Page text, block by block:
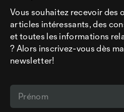
Vous souhaitez recevoir des
articles intéressants, des
et toutes les informations
? Alors inscrivez-vous dès
newsletter!